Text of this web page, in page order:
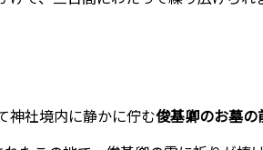
神社境内に静かに佇む俊基卿のお墓